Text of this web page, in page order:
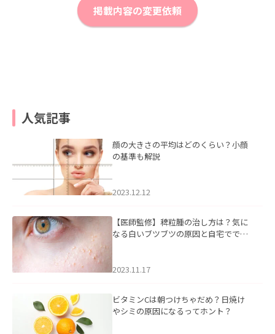
掲載内容の変更依頼
人気記事
顔の大きさの平均はどのくらい？小顔
の基準も解説
2023.12.12
【医師監修】稗粒腫の治し方は？気に
なる白いブツブツの原因と自宅ででき
2023.11.17
ビタミンCは朝つけちゃだめ？日焼け
やシミの原因になるってホント？